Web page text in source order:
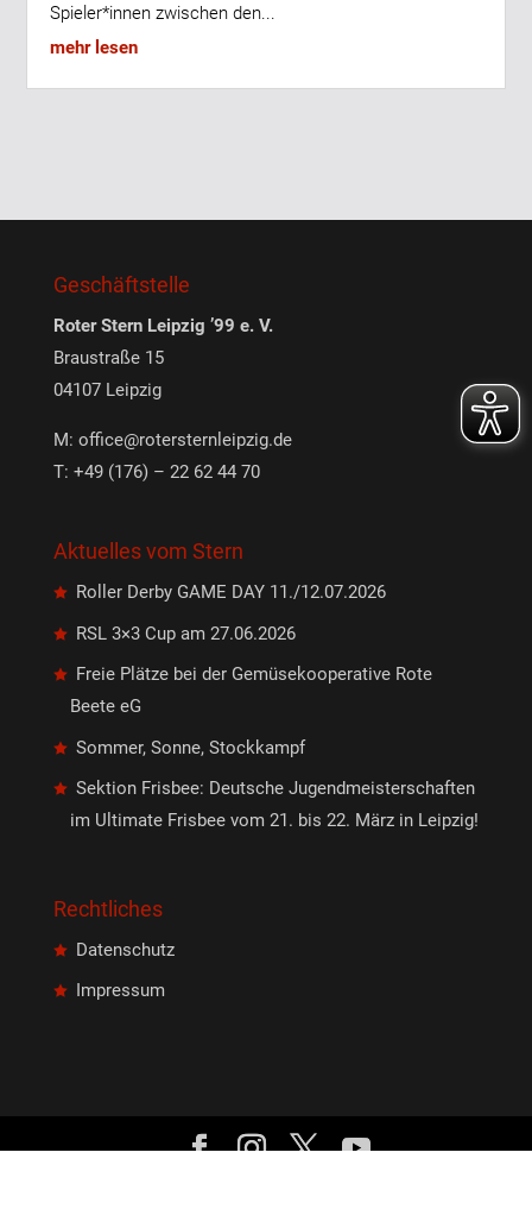
Spieler*innen zwischen den...
mehr lesen
Geschäftstelle
Roter Stern Leipzig ’99 e. V.
Braustraße 15
04107 Leipzig
M: office@rotersternleipzig.de
T: +49 (176) – 22 62 44 70
Aktuelles vom Stern
Roller Derby GAME DAY 11./12.07.2026
RSL 3×3 Cup am 27.06.2026
Freie Plätze bei der Gemüsekooperative Rote
Beete eG
Sommer, Sonne, Stockkampf
Sektion Frisbee: Deutsche Jugendmeisterschaften
im Ultimate Frisbee vom 21. bis 22. März in Leipzig!
Rechtliches
Datenschutz
Impressum